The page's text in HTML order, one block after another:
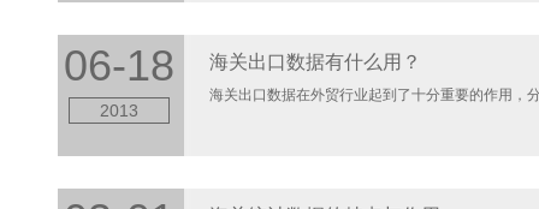
06-18
2013
海关出口数据有什么用？
海关出口数据在外贸行业起到了十分重要的作用，